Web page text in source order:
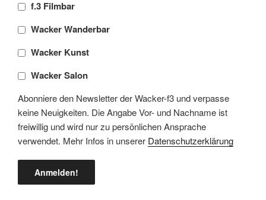
f.3 Filmbar
Wacker Wanderbar
Wacker Kunst
Wacker Salon
Abonniere den Newsletter der Wacker-f3 und verpasse
keine Neuigkeiten. Die Angabe Vor- und Nachname ist
freiwillig und wird nur zu persönlichen Ansprache
verwendet. Mehr Infos in unserer Datenschutzerklärung